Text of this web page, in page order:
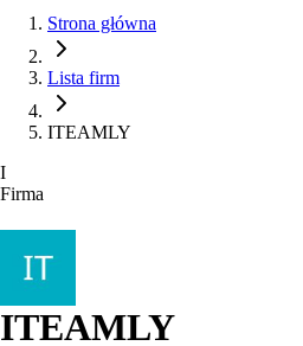
Strona główna
Lista firm
ITEAMLY
I
Firma
ITEAMLY